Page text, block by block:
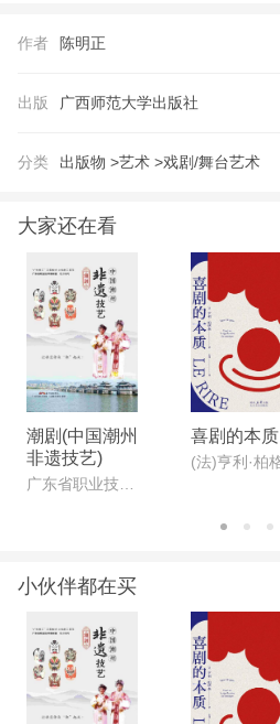
作者 陈明正
出版 广西师范大学出版社
分类 出版物 >艺术 >戏剧/舞台艺术
大家还在看
潮剧(中国潮州
非遗技艺)
广东省职业技术教研室
喜剧的本质
小伙伴都在买